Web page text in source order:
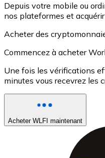
Depuis votre mobile ou
nos plateformes et
Acheter des
Commencez à acheter
Une fois les vérifications
minutes vous recevrez les
Acheter WLFI maintenant